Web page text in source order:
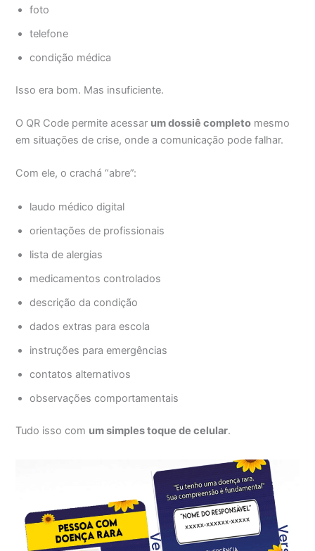
foto
telefone
condição médica
Isso era bom. Mas insuficiente.
O QR Code permite acessar um dossiê completo mesmo
em situações de crise, onde a comunicação pode falhar.
Com ele, o crachá “abre”:
laudo médico digital
orientações de profissionais
lista de alergias
medicamentos controlados
descrição da condição
dados extras para escola
instruções para emergências
contatos alternativos
observações comportamentais
Tudo isso com um simples toque de celular.